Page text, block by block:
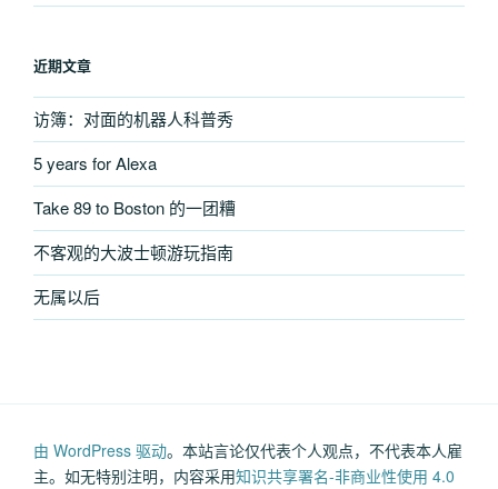
护”
近期文章
访簿：对面的机器人科普秀
5 years for Alexa
Take 89 to Boston 的一团糟
不客观的大波士顿游玩指南
无属以后
由 WordPress 驱动。本站言论仅代表个人观点，不代表本人雇
主。如无特别注明，内容采用知识共享署名-非商业性使用 4.0